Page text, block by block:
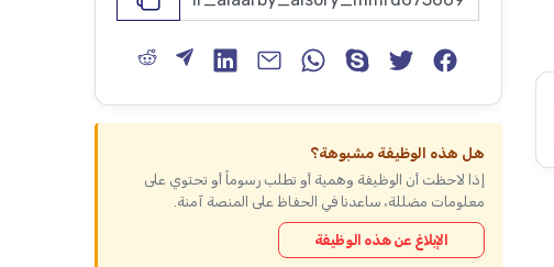
هل هذه الوظيفة مشبوهة؟
إذا لاحظت أن الوظيفة وهمية أو تطلب رسوماً أو تحتوي على
معلومات مضللة، ساعدنا في الحفاظ على المنصة آمنة.
الإبلاغ عن هذه الوظيفة